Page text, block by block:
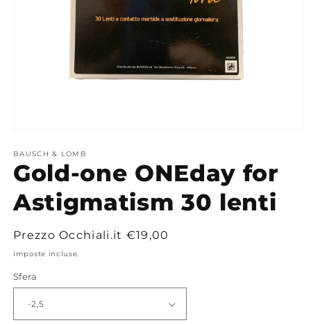
multimediali
1
in
modale
BAUSCH & LOMB
Gold-one ONEday for
Astigmatism 30 lenti
Prezzo
di
Prezzo Occhiali.it €19,00
Imposte incluse.
Sfera